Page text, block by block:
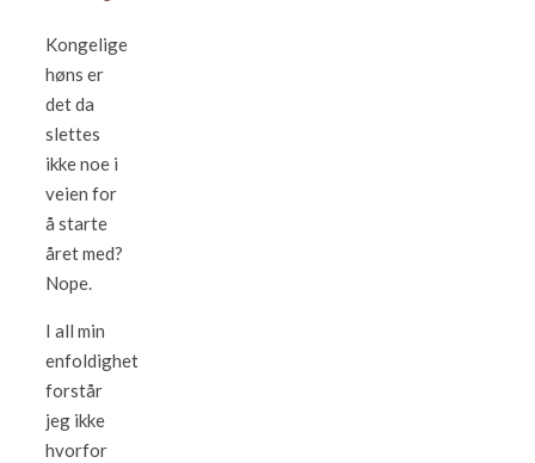
Kongelige
høns er
det da
slettes
ikke noe i
veien for
å starte
året med?
Nope.
I all min
enfoldighet
forstår
jeg ikke
hvorfor